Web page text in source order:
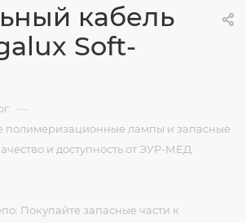
кабель
Soft-
—
полимеризационные лампы и запасные
и доступность от ЭУР-МЕД
Покупайте запасные части к